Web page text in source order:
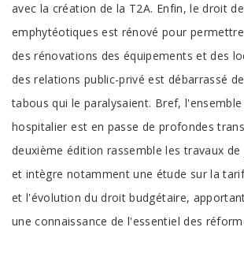
avec la création de la T2A. Enfin, le droit
emphytéotiques est rénové pour
des rénovations des équipements et des
des relations public-privé est débarrassé
tabous qui le paralysaient. Bref,
hospitalier est en passe de profondes
deuxième édition rassemble les travaux
et intègre notamment une étude sur la
et l'évolution du droit budgétaire,
une connaissance de l'essentiel des